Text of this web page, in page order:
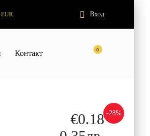
EUR Вход
0
Контакт
-28%
€0.18